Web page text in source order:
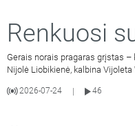
Renkuosi
Gerais norais pragaras grįstas
Nijolė Liobikienė, kalbina Vijoleta
2026-07-24
46